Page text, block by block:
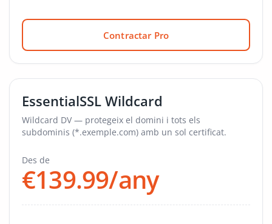
Contractar Pro
EssentialSSL Wildcard
Wildcard DV — protegeix el domini i tots els
subdominis (*.exemple.com) amb un sol certificat.
Des de
€139.99/any